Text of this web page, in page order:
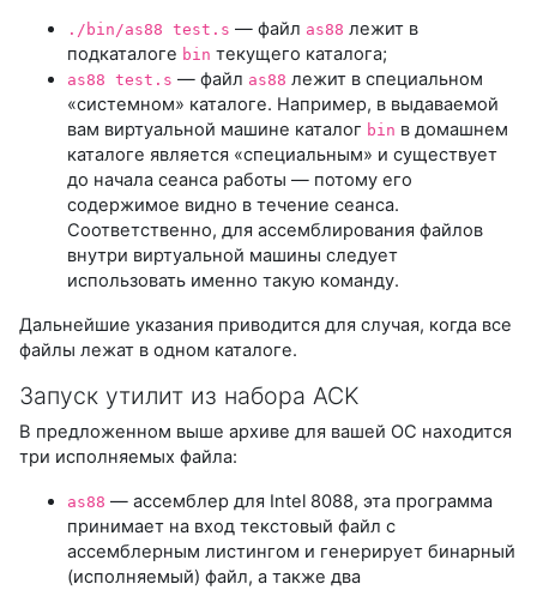
./bin/as88 test.s — файл as88 лежит в
подкаталоге bin текущего каталога;
as88 test.s — файл as88 лежит в специальном
«системном» каталоге. Например, в выдаваемой
вам виртуальной машине каталог bin в домашнем
каталоге является «специальным» и существует
до начала сеанса работы — потому его
содержимое видно в течение сеанса.
Соответственно, для ассемблирования файлов
внутри виртуальной машины следует
использовать именно такую команду.
Дальнейшие указания приводится для случая, когда все
файлы лежат в одном каталоге.
Запуск утилит из набора ACK
В предложенном выше архиве для вашей ОС находится
три исполняемых файла:
as88 — ассемблер для Intel 8088, эта программа
принимает на вход текстовый файл с
ассемблерным листингом и генерирует бинарный
(исполняемый) файл, а также два